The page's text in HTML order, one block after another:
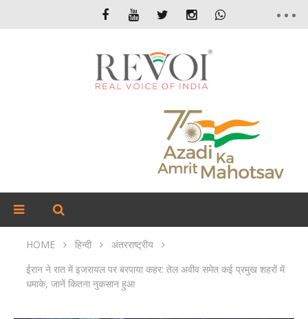
HOME हिन्दी
अंतरराष्ट्रीय
ईरान ने रात में इजरायल पर बरपाया कहर: तेल अवीव समेत कई प्रमुख शहरों में
धमाके, जानें कितना नुकसान हुआ